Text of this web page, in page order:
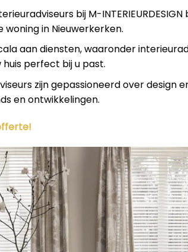
bij M-
in Nieuwerkerken.
aan diensten, waaronder
perfect bij u past.
zijn gepassioneerd over design
en ontwikkelingen.